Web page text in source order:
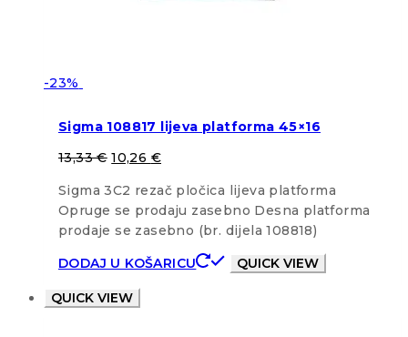
-23%
Sigma 108817 lijeva platforma 45×16
13,33€ 10,26 €
Sigma 3C2 rezač pločica lijeva platforma
Opruge se prodaju zasebno Desna platforma
prodaje se zasebno (br. dijela 108818)
DODAJ U KOŠARICU
QUICK VIEW
QUICK VIEW